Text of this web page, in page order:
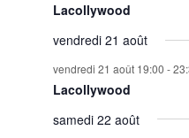
Lacollywood
vendredi 21 août
vendredi 21 août 19:00 -
Lacollywood
samedi 22 août